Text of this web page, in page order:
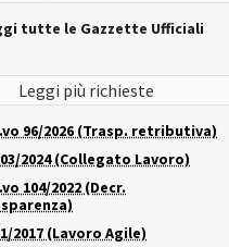
tutte le Gazzette Ufficiali
Leggi più richieste
96/2026 (Trasp. retributiva)
2024 (Collegato Lavoro)
104/2022 (Decr.
2017 (Lavoro Agile)